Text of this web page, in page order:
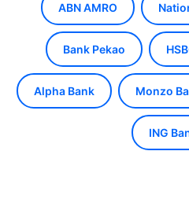
ABN AMRO
Bank Pekao
Alpha Bank Monzo
ING